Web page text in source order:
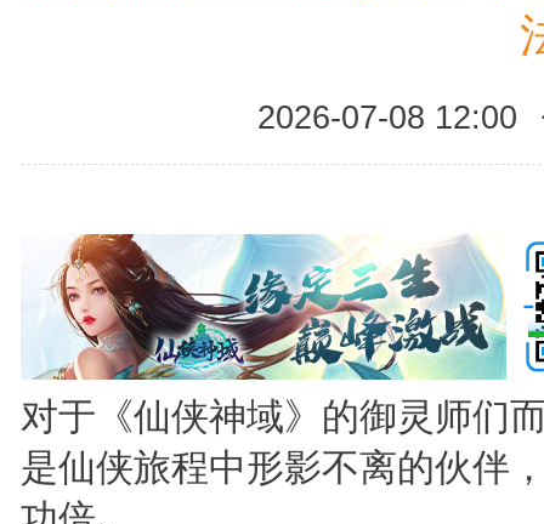
2026-07-08 12:00
对于《仙侠神域》的御灵师们
是仙侠旅程中形影不离的伙伴